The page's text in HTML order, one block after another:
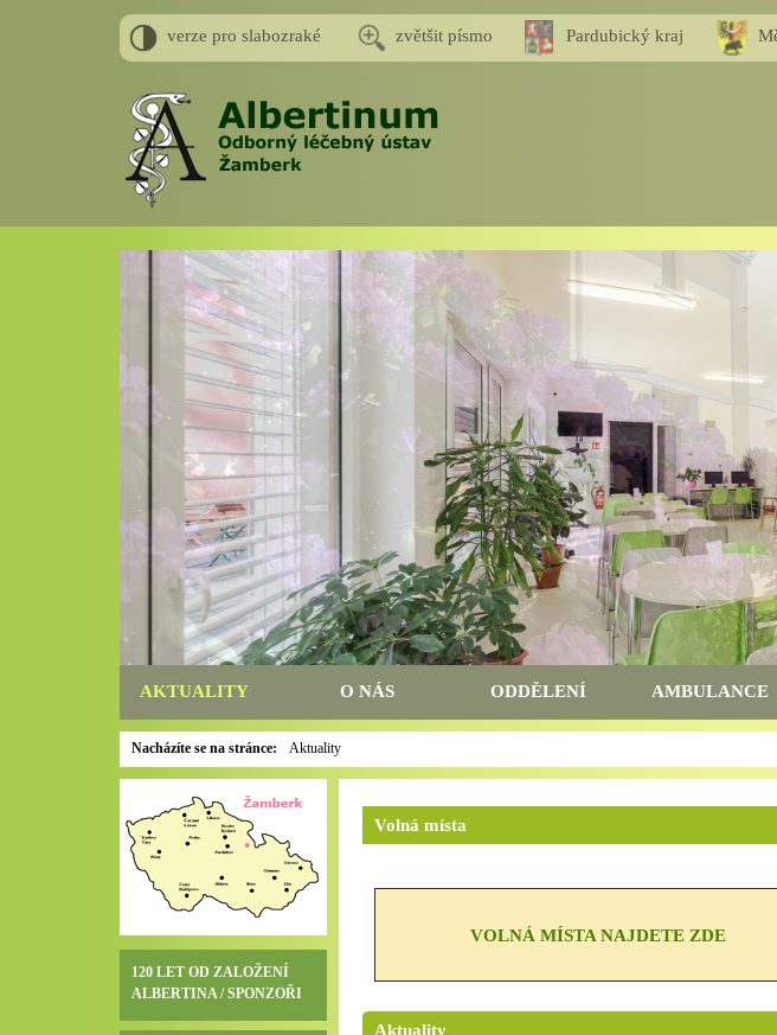
verze pro slabozraké zvětšit písmo Pardubický kraj
AKTUALITY O NÁS ODDĚLENÍ AMBULANCE
Nacházíte se na stránce: Aktuality
120 LET OD ZALOŽENÍ
ALBERTINA / SPONZOŘI
Volná místa
VOLNÁ MÍSTA NAJDETE ZDE
Aktuality